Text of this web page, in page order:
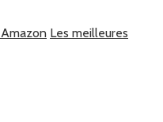
Les meilleures